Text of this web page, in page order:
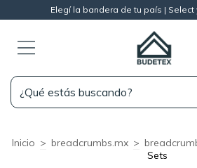
Elegí la bandera de tu país | Select
Inicio > breadcrumbs.mx >
Sets